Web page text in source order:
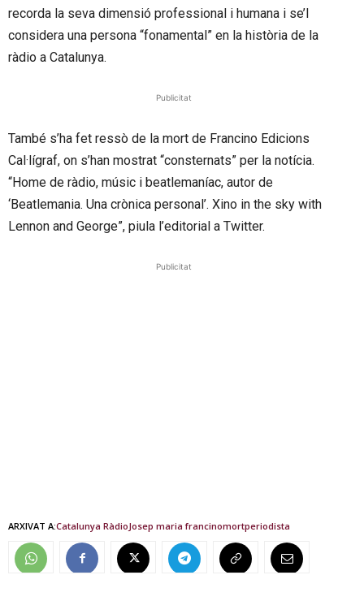
recorda la seva dimensió professional i humana i se’l
considera una persona “fonamental” en la història de la
ràdio a Catalunya.
Publicitat
També s’ha fet ressò de la mort de Francino Edicions
Cal·lígraf, on s’han mostrat “consternats” per la notícia.
“Home de ràdio, músic i beatlemaníac, autor de
‘Beatlemania. Una crònica personal’. Xino in the sky with
Lennon and George”, piula l’editorial a Twitter.
Publicitat
ARXIVAT A:Catalunya RàdioJosep maria francinomortperiodista